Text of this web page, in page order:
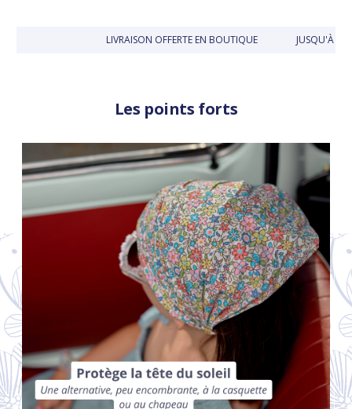
LIVRAISON OFFERTE EN BOUTIQUE JUSQU'À 30
Les points forts